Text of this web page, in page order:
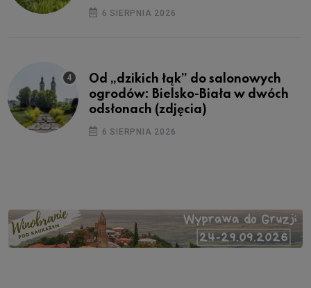
6 SIERPNIA 2026
Od „dzikich łąk” do salonowych
ogrodów: Bielsko-Biała w dwóch
odsłonach (zdjęcia)
6 SIERPNIA 2026